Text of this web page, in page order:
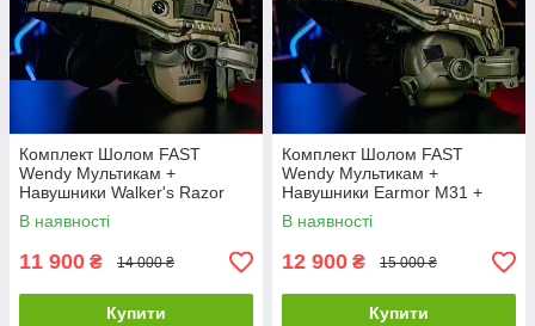
Комплект Шолом FAST
Wendy Мультикам +
Навушники Walker's Razor
Slim + Кріплення
"Чебурашка" + Ліхтар + Кавер
В наявності
11 900 ₴ 14 000 ₴
Купити
Комплект Шолом FAST
Wendy Мультикам +
Навушники Earmor M31 +
Кріплення "Чебурашка" +
Ліхтар + Кавер
В наявності
12 900 ₴ 15 000 ₴
Купити